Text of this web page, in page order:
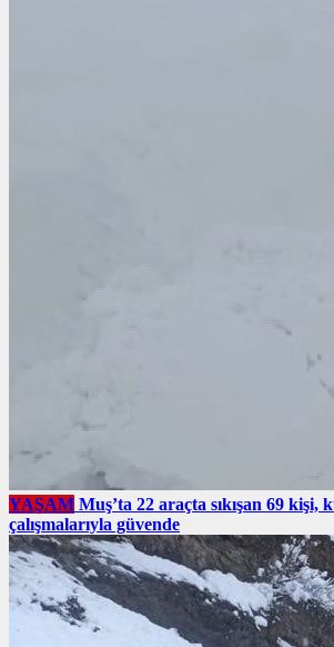
YAŞAM Muş’ta 22 araçta sıkışan 69 kişi,
çalışmalarıyla güvende